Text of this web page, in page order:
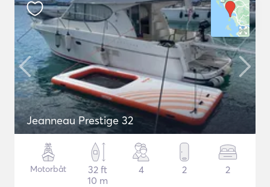
Jeanneau Prestige 32
Motorbåt
32 ft
10 m
4 2 2